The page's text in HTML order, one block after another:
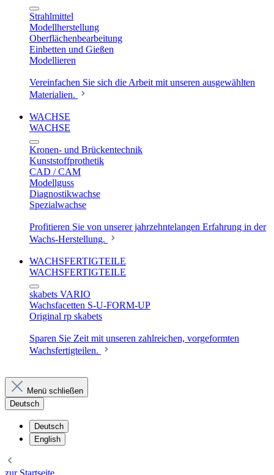
Strahlmittel
Modellherstellung
Oberflächenbearbeitung
Einbetten und Gießen
Modellieren
Vereinfachen Sie sich die Arbeit mit unseren ausgewählten
Materialien.
WACHSE
WACHSE
Kronen- und Brückentechnik
Kunststoffprothetik
CAD / CAM
Modellguss
Diagnostikwachse
Spezialwachse
Profitieren Sie von unserer jahrzehntelangen Erfahrung in der
Wachs-Herstellung.
WACHSFERTIGTEILE
WACHSFERTIGTEILE
skabets VARIO
Wachsfacetten S-U-FORM-UP
Original rp skabets
Sparen Sie Zeit mit unseren zahlreichen, vorgeformten
Wachsfertigteilen.
Menü schließen
Deutsch
Deutsch
English
zur Startseite